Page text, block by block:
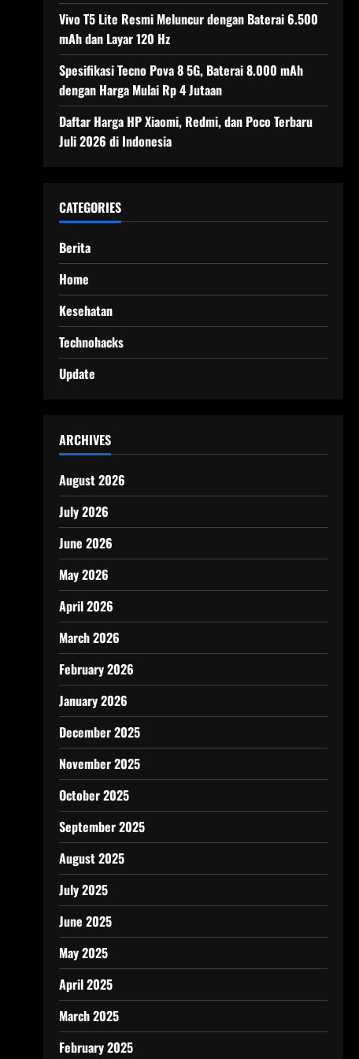
Vivo T5 Lite Resmi Meluncur dengan Baterai 6.500
mAh dan Layar 120 Hz
Spesifikasi Tecno Pova 8 5G, Baterai 8.000 mAh
dengan Harga Mulai Rp 4 Jutaan
Daftar Harga HP Xiaomi, Redmi, dan Poco Terbaru
Juli 2026 di Indonesia
CATEGORIES
Berita
Home
Kesehatan
Technohacks
Update
ARCHIVES
August 2026
July 2026
June 2026
May 2026
April 2026
March 2026
February 2026
January 2026
December 2025
November 2025
October 2025
September 2025
August 2025
July 2025
June 2025
May 2025
April 2025
March 2025
February 2025